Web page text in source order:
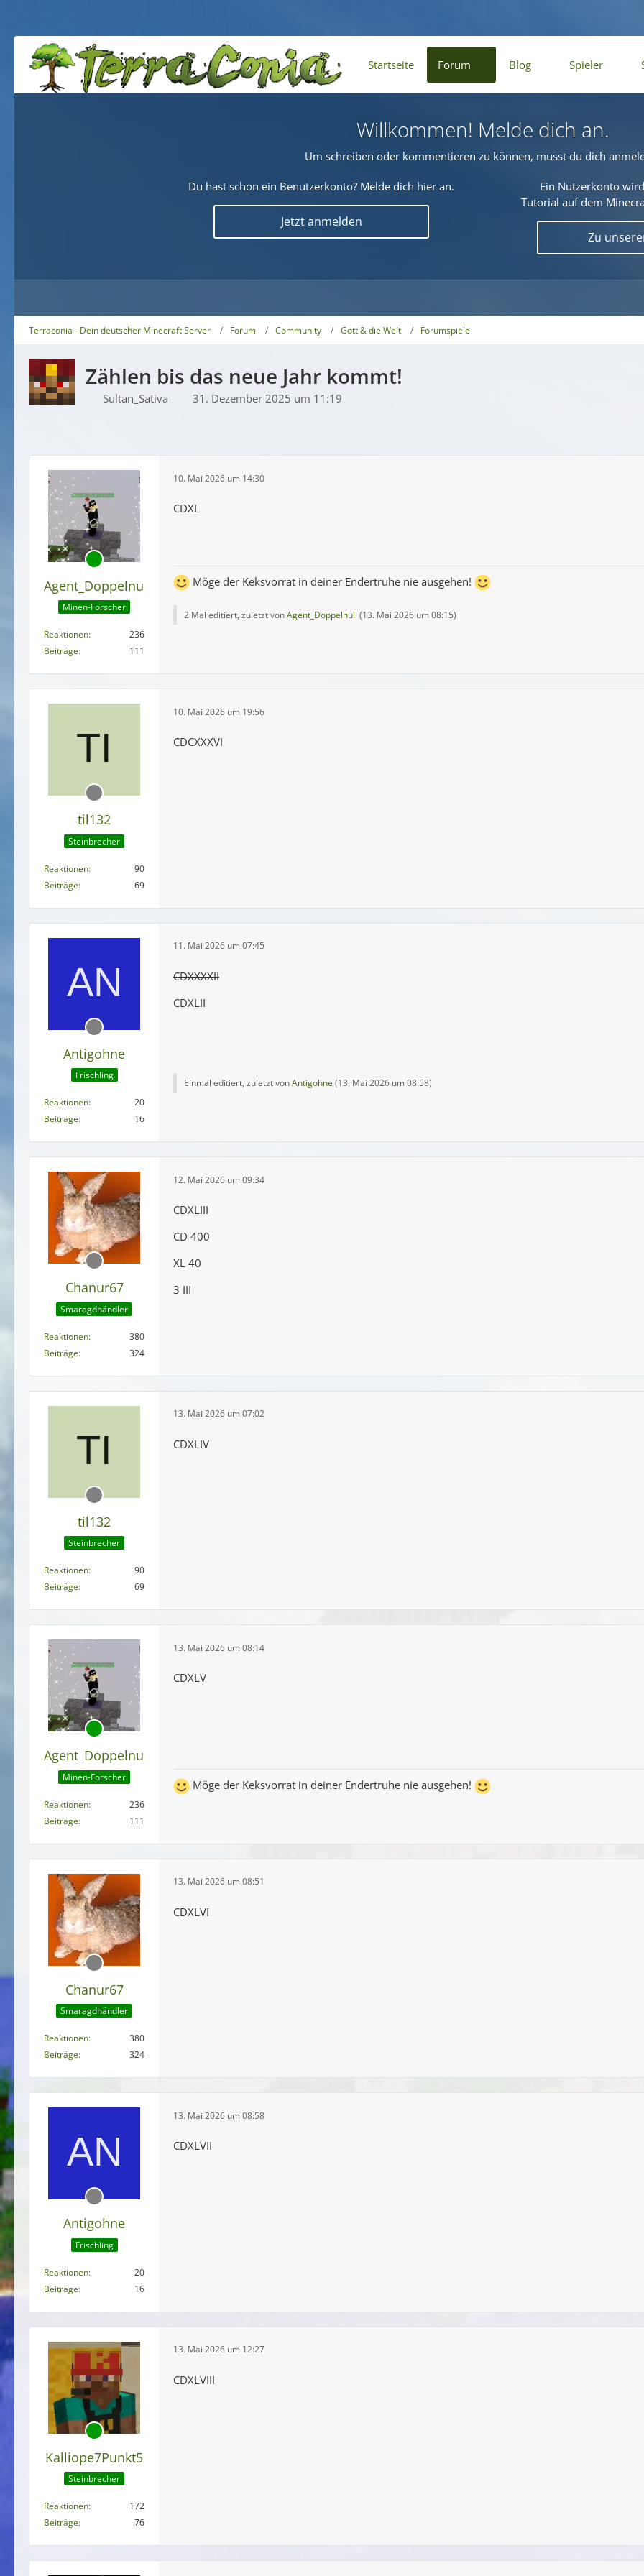
Startseite Forum Blog Spieler
Willkommen! Melde dich an.
Um schreiben oder kommentieren zu können, musst du dich
Du hast schon ein Benutzerkonto? Melde dich hier an.
Jetzt anmelden
Ein Nutzerkonto
Tutorial auf dem
Zu
Terraconia - Dein deutscher Minecraft Server Forum Community Gott & die Welt Forumspiele
Zählen bis das neue Jahr kommt!
Sultan_Sativa 31. Dezember 2025 um 11:19
Agent_Doppelnull
Minen-Forscher
Reaktionen
236
Beiträge
111
10. Mai 2026 um 14:30
CDXL
Möge der Keksvorrat in deiner Endertruhe nie ausgehen!
2 Mal editiert, zuletzt vonAgent_Doppelnull (13. Mai 2026 um 08:15)
til132
Steinbrecher
Reaktionen
90
Beiträge
69
10. Mai 2026 um 19:56
CDCXXXVI
Antigohne
Frischling
Reaktionen
20
Beiträge
16
11. Mai 2026 um 07:45
CDXXXXII
CDXLII
Einmal editiert, zuletzt vonAntigohne (13. Mai 2026 um 08:58)
Chanur67
Smaragdhändler
Reaktionen
380
Beiträge
324
12. Mai 2026 um 09:34
CDXLIII
CD 400
XL 40
3 III
til132
Steinbrecher
Reaktionen
90
Beiträge
69
13. Mai 2026 um 07:02
CDXLIV
Agent_Doppelnull
Minen-Forscher
Reaktionen
236
Beiträge
111
13. Mai 2026 um 08:14
CDXLV
Möge der Keksvorrat in deiner Endertruhe nie ausgehen!
Chanur67
Smaragdhändler
Reaktionen
380
Beiträge
324
13. Mai 2026 um 08:51
CDXLVI
Antigohne
Frischling
Reaktionen
20
Beiträge
16
13. Mai 2026 um 08:58
CDXLVII
Kalliope7Punkt5
Steinbrecher
Reaktionen
172
Beiträge
76
13. Mai 2026 um 12:27
CDXLVIII